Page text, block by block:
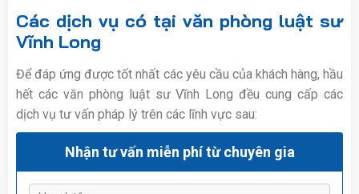
Các dịch vụ có tại văn phòng luật sư
Vĩnh Long
Để đáp ứng được tốt nhất các yêu cầu của khách hàng, hầu
hết các văn phòng luật sư Vĩnh Long đều cung cấp các
dịch vụ tư vấn pháp lý trên các lĩnh vực sau:
Nhận tư vấn miễn phí từ chuyên gia